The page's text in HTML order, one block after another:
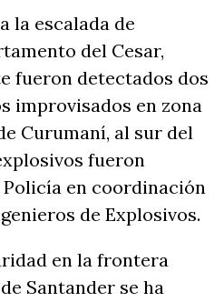
la escalada de
del Cesar,
fueron detectados dos
improvisados en zona
Curumaní, al sur del
fueron
en coordinación
de Explosivos.
en la frontera
Santander se ha